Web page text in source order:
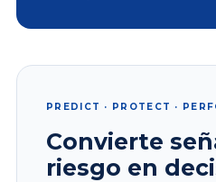
PREDICT · PROTECT ·
Convierte
riesgo en